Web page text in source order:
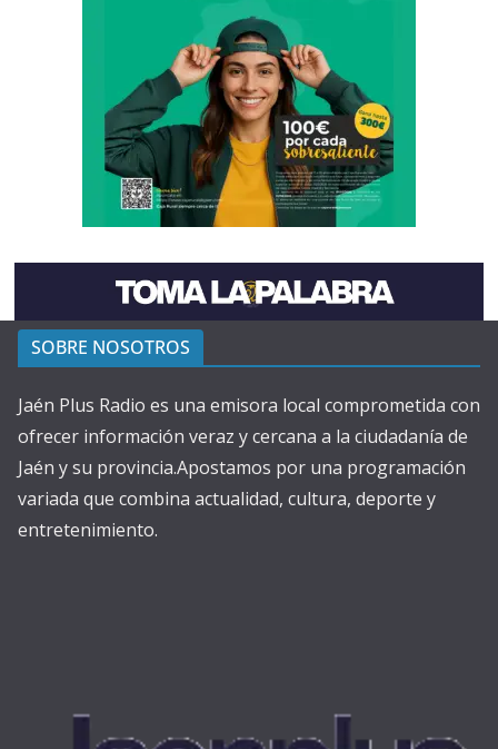
SOBRE NOSOTROS
Jaén Plus Radio es una emisora local comprometida con
ofrecer información veraz y cercana a la ciudadanía de
Jaén y su provincia.Apostamos por una programación
variada que combina actualidad, cultura, deporte y
entretenimiento.